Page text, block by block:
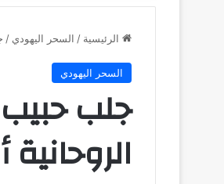
الرئيسية / السحر اليهودي /
السحر اليهودي
جلب
الروحانية أم